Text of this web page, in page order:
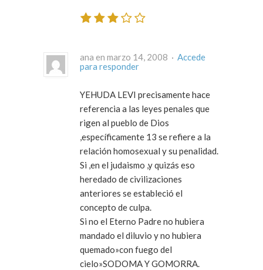
ana en marzo 14, 2008 · Accede
para responder
YEHUDA LEVI precisamente hace
referencia a las leyes penales que
rigen al pueblo de Dios
,específicamente 13 se refiere a la
relación homosexual y su penalidad.
Si ,en el judaismo ,y quizás eso
heredado de civilizaciones
anteriores se estableció el
concepto de culpa.
Si no el Eterno Padre no hubiera
mandado el diluvio y no hubiera
quemado»con fuego del
cielo»SODOMA Y GOMORRA.